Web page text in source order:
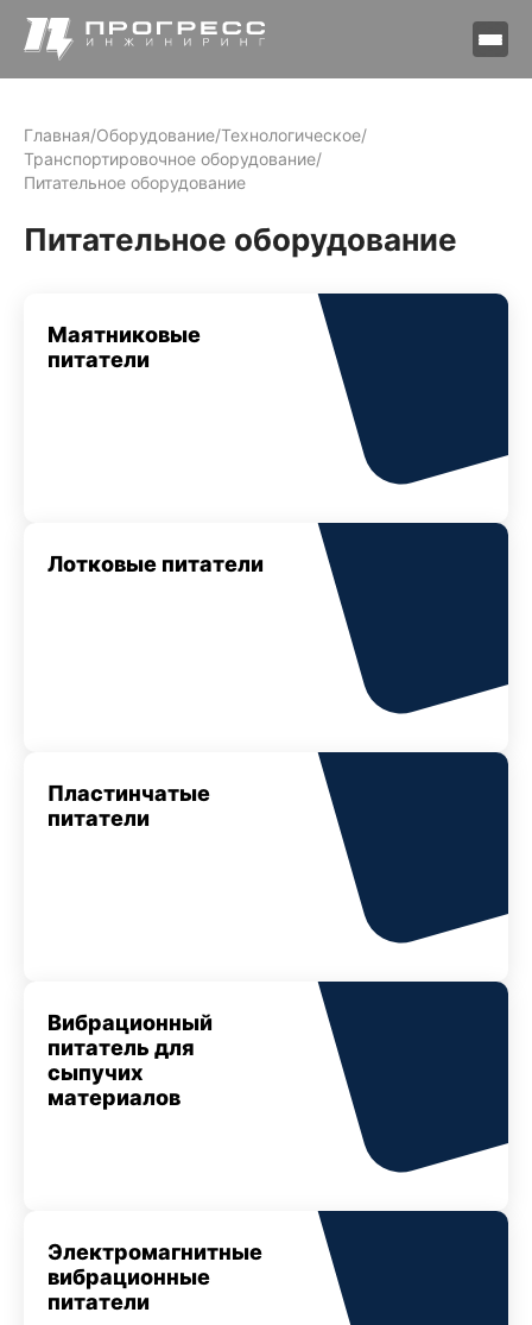
Главная/Оборудование/Технологическое/
Транспортировочное оборудование/
Питательное оборудование
Питательное оборудование
Маятниковые
питатели
Лотковые питатели
Пластинчатые
питатели
Вибрационный
питатель для
сыпучих
материалов
Электромагнитные
вибрационные
питатели